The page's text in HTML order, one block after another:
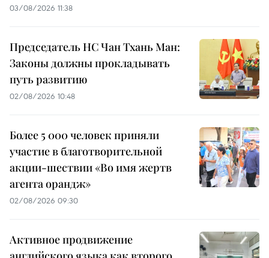
03/08/2026 11:38
Председатель НС Чан Тхань Ман:
Законы должны прокладывать
путь развитию
02/08/2026 10:48
Более 5 000 человек приняли
участие в благотворительной
акции-шествии «Во имя жертв
агента орандж»
02/08/2026 09:30
Активное продвижение